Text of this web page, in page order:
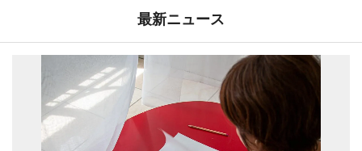
最新ニュース